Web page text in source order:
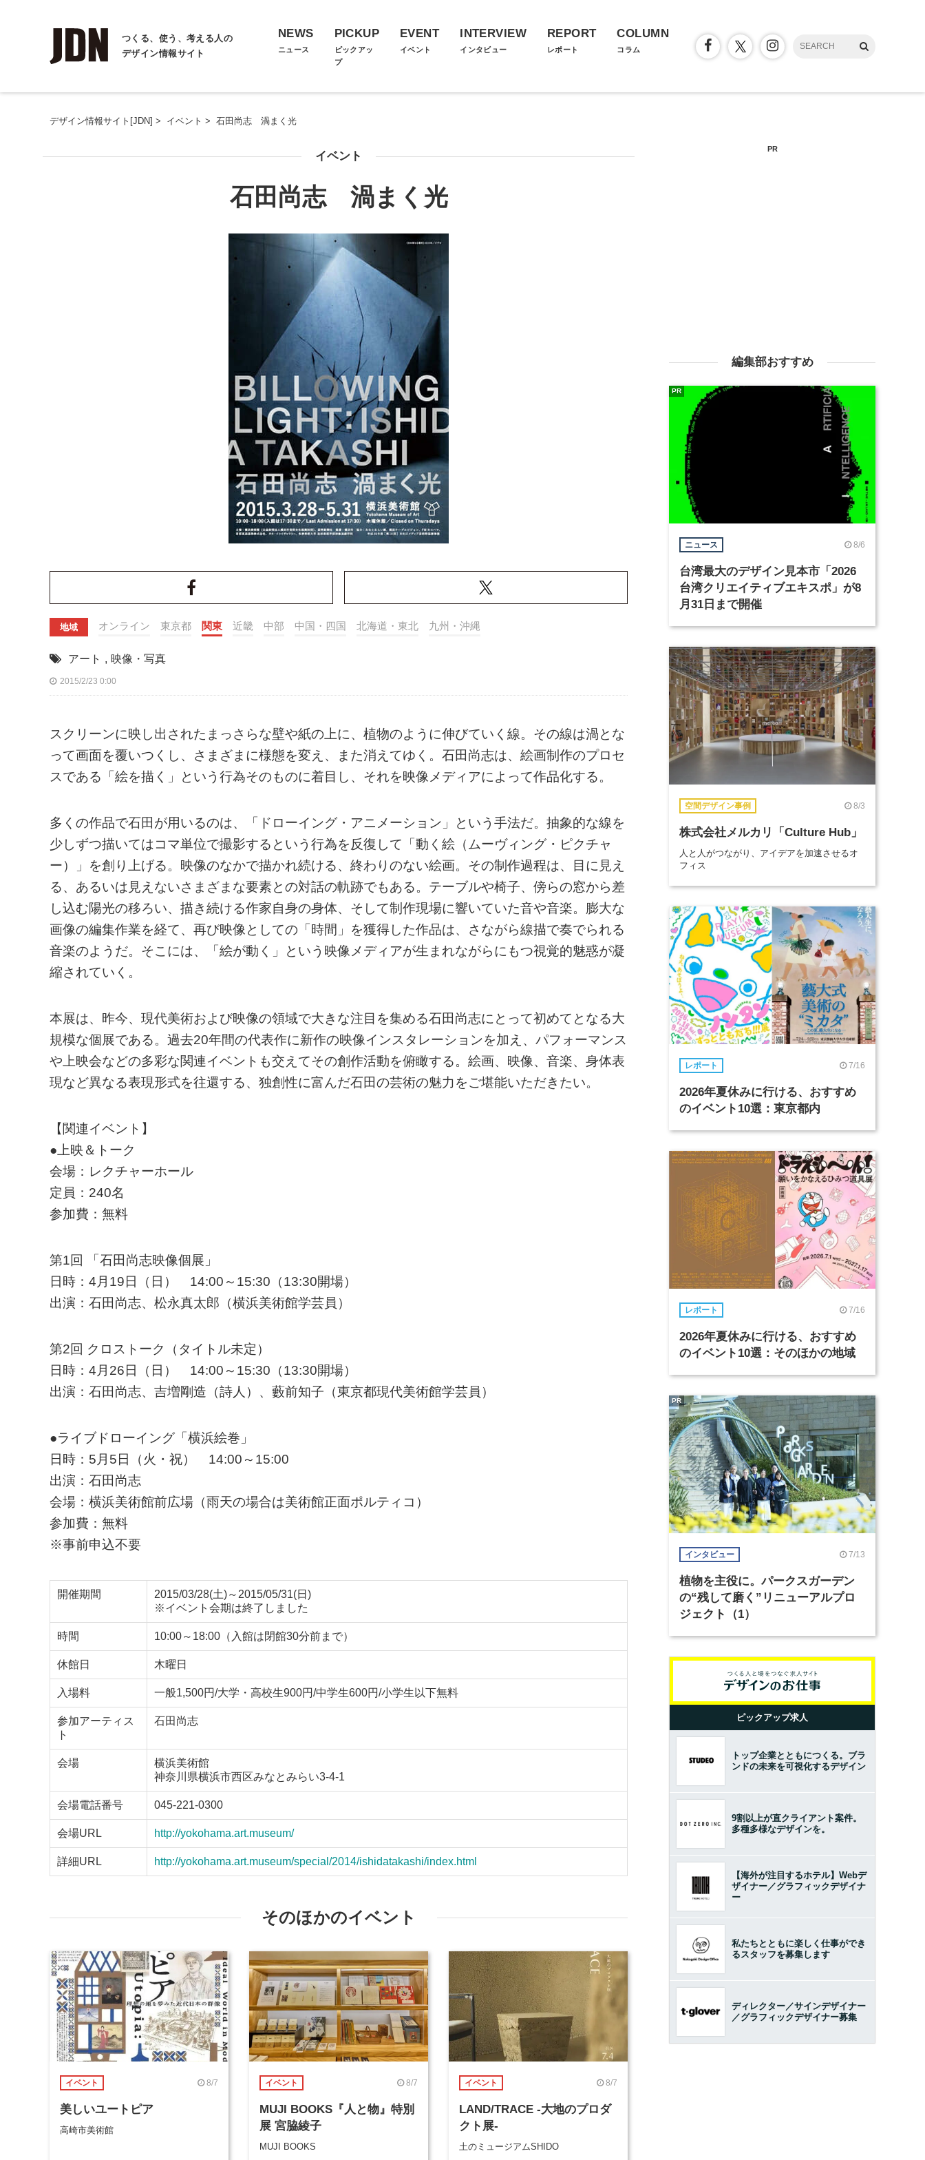
つくる、使う、考える人の
デザイン情報サイト
NEWS
ニュース
PICKUP
ピックアッ
プ
EVENT
イベント
INTERVIEW
インタビュー
REPORT
レポート
COLUMN
コラム
デザイン情報サイト[JDN] > イベント > 石田尚志 渦まく光
イベント
石田尚志 渦まく光
地域 オンライン 東京都 関東 近畿 中部 中国・四国 北海道・東北 九州・沖縄
アート , 映像・写真
2015/2/23 0:00
スクリーンに映し出されたまっさらな壁や紙の上に、植物のように伸びていく線。その線は渦とな
って画面を覆いつくし、さまざまに様態を変え、また消えてゆく。石田尚志は、絵画制作のプロセ
スである「絵を描く」という行為そのものに着目し、それを映像メディアによって作品化する。
多くの作品で石田が用いるのは、「ドローイング・アニメーション」という手法だ。抽象的な線を
少しずつ描いてはコマ単位で撮影するという行為を反復して「動く絵（ムーヴィング・ピクチャ
ー）」を創り上げる。映像のなかで描かれ続ける、終わりのない絵画。その制作過程は、目に見え
る、あるいは見えないさまざまな要素との対話の軌跡でもある。テーブルや椅子、傍らの窓から差
し込む陽光の移ろい、描き続ける作家自身の身体、そして制作現場に響いていた音や音楽。膨大な
画像の編集作業を経て、再び映像としての「時間」を獲得した作品は、さながら線描で奏でられる
音楽のようだ。そこには、「絵が動く」という映像メディアが生まれながらにもつ視覚的魅惑が凝
縮されていく。
本展は、昨今、現代美術および映像の領域で大きな注目を集める石田尚志にとって初めてとなる大
規模な個展である。過去20年間の代表作に新作の映像インスタレーションを加え、パフォーマンス
や上映会などの多彩な関連イベントも交えてその創作活動を俯瞰する。絵画、映像、音楽、身体表
現など異なる表現形式を往還する、独創性に富んだ石田の芸術の魅力をご堪能いただきたい。
【関連イベント】
●上映＆トーク
会場：レクチャーホール
定員：240名
参加費：無料
第1回 「石田尚志映像個展」
日時：4月19日（日） 14:00～15:30（13:30開場）
出演：石田尚志、松永真太郎（横浜美術館学芸員）
第2回 クロストーク（タイトル未定）
日時：4月26日（日） 14:00～15:30（13:30開場）
出演：石田尚志、吉増剛造（詩人）、藪前知子（東京都現代美術館学芸員）
●ライブドローイング「横浜絵巻」
日時：5月5日（火・祝） 14:00～15:00
出演：石田尚志
会場：横浜美術館前広場（雨天の場合は美術館正面ポルティコ）
参加費：無料
※事前申込不要
開催期間
2015/03/28(土)～2015/05/31(日)
※イベント会期は終了しました
時間 10:00～18:00（入館は閉館30分前まで）
休館日 木曜日
入場料 一般1,500円/大学・高校生900円/中学生600円/小学生以下無料
参加アーティス
ト
石田尚志
会場
横浜美術館
神奈川県横浜市西区みなとみらい3-4-1
会場電話番号 045-221-0300
会場URL http://yokohama.art.museum/
詳細URL http://yokohama.art.museum/special/2014/ishidatakashi/index.html
そのほかのイベント
イベント 8/7
美しいユートピア
高崎市美術館
イベント 8/7
MUJI BOOKS『人と物』特別
展 宮脇綾子
MUJI BOOKS
イベント 8/7
LAND/TRACE -大地のプロダ
クト展-
土のミュージアムSHIDO
PR
編集部おすすめ
ニュース 8/6
台湾最大のデザイン見本市「2026
台湾クリエイティブエキスポ」が8
月31日まで開催
PR
空間デザイン事例 8/3
株式会社メルカリ「Culture Hub」
人と人がつながり、アイデアを加速させるオ
フィス
レポート 7/16
2026年夏休みに行ける、おすすめ
のイベント10選：東京都内
レポート 7/16
2026年夏休みに行ける、おすすめ
のイベント10選：そのほかの地域
インタビュー 7/13
植物を主役に。パークスガーデン
の“残して磨く”リニューアルプロ
ジェクト（1）
PR
ピックアップ求人
トップ企業とともにつくる。ブラ
ンドの未来を可視化するデザイン
9割以上が直クライアント案件。
多種多様なデザインを。
【海外が注目するホテル】Webデ
ザイナー／グラフィックデザイナ
ー
私たちとともに楽しく仕事ができ
るスタッフを募集します
ディレクター／サインデザイナー
／グラフィックデザイナー募集